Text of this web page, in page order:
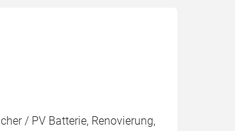
/ PV Batterie, Renovierung,